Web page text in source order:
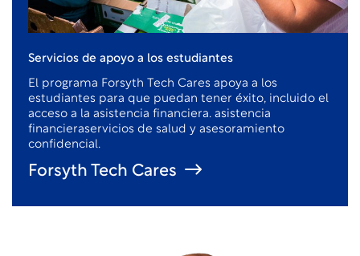
Servicios de apoyo a los estudiantes
El programa Forsyth Tech Cares apoya a los
estudiantes para que puedan tener éxito, incluido el
acceso a la asistencia financiera. asistencia
financieraservicios de salud y asesoramiento
confidencial.
Forsyth Tech Cares